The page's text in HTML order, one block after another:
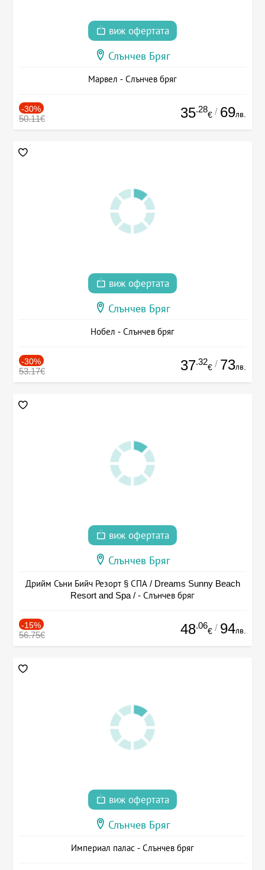
виж офертата
Слънчев Бряг
Марвел - Слънчев бряг
-30%
50.11€ 35.28
€ / 69лв.
виж офертата
Слънчев Бряг
Нобел - Слънчев бряг
-30%
53.17€ 37.32
€ / 73лв.
виж офертата
Слънчев Бряг
Дрийм Съни Бийч Резорт § СПА / Dreams Sunny Beach
Resort and Spa / - Слънчев бряг
-15%
56.75€ 48.06
€ / 94лв.
виж офертата
Слънчев Бряг
Империал палас - Слънчев бряг